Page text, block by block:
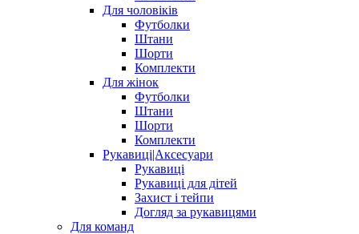
Для чоловіків
Футболки
Штани
Шорти
Комплекти
Для жінок
Футболки
Штани
Шорти
Комплекти
Рукавиці|Аксесуари
Рукавиці
Рукавиці для дітей
Захист і тейпи
Догляд за рукавицями
Для команд